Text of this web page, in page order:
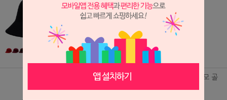
32,900원
(CAP200227) 컬러패치 프린트 헌팅캡 베레모 골